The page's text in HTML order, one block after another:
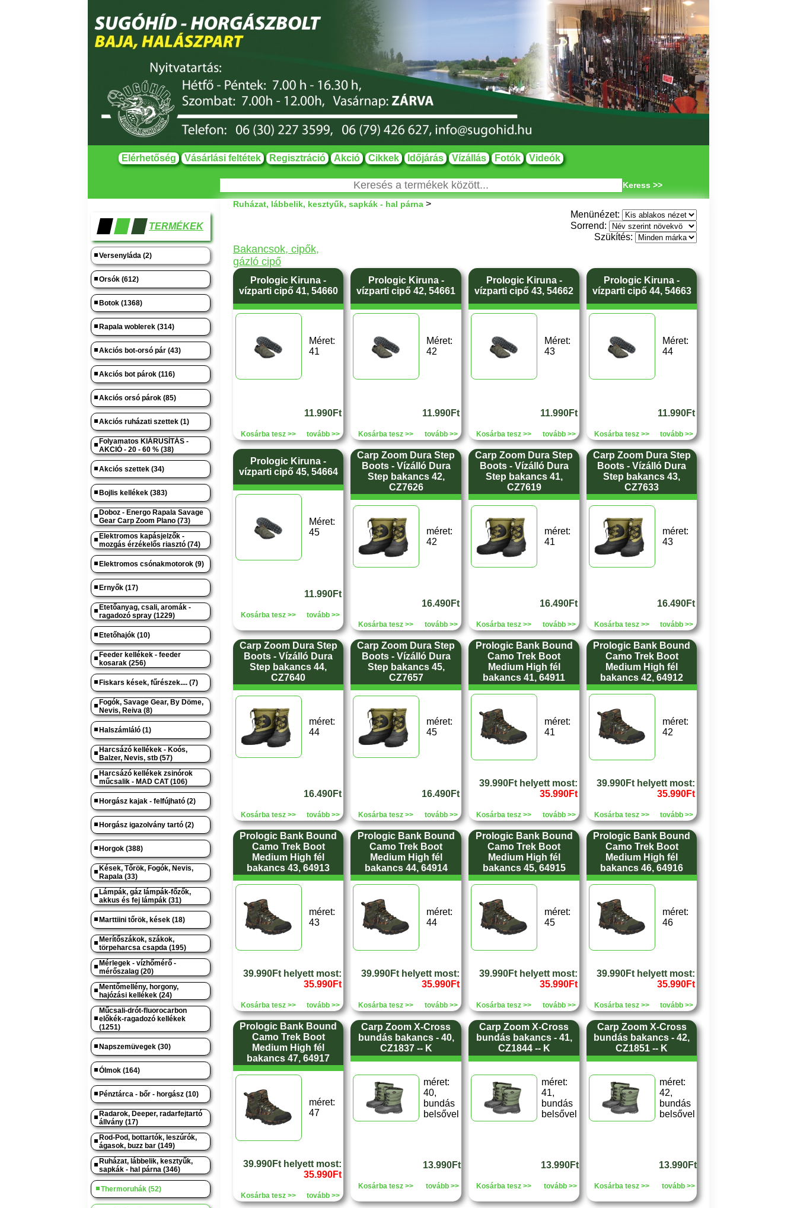
Elérhetőség Vásárlási feltétek Regisztráció Akció Cikkek Időjárás Vízállás Fotók Videók
Keress >>
TERMÉKEK
Versenyláda (2)
Orsók (612)
Botok (1368)
Rapala woblerek (314)
Akciós bot-orsó pár (43)
Akciós bot párok (116)
Akciós orsó párok (85)
Akciós ruházati szettek (1)
Folyamatos KIÁRUSÍTÁS -
AKCIÓ - 20 - 60 % (38)
Akciós szettek (34)
Bojlis kellékek (383)
Doboz - Energo Rapala Savage
Gear Carp Zoom Plano (73)
Elektromos kapásjelzők -
mozgás érzékelős riasztó (74)
Elektromos csónakmotorok (9)
Ernyők (17)
Etetőanyag, csali, aromák -
ragadozó spray (1229)
Etetőhajók (10)
Feeder kellékek - feeder
kosarak (256)
Fiskars kések, fűrészek.... (7)
Fogók, Savage Gear, By Döme,
Nevis, Reiva (8)
Halszámláló (1)
Harcsázó kellékek - Koós,
Balzer, Nevis, stb (57)
Harcsázó kellékek zsinórok
műcsalik - MAD CAT (106)
Horgász kajak - felfújható (2)
Horgász igazolvány tartó (2)
Horgok (388)
Kések, Tőrök, Fogók, Nevis,
Rapala (33)
Lámpák, gáz lámpák-főzők,
akkus és fej lámpák (31)
Marttiini tőrök, kések (18)
Merítőszákok, szákok,
törpeharcsa csapda (195)
Mérlegek - vízhőmérő -
mérőszalag (20)
Mentőmellény, horgony,
hajózási kellékek (24)
Műcsali-drót-fluorocarbon
előkék-ragadozó kellékek
(1251)
Napszemüvegek (30)
Ólmok (164)
Pénztárca - bőr - horgász (10)
Radarok, Deeper, radarfejtartó
állvány (17)
Rod-Pod, bottartók, leszúrók,
ágasok, buzz bar (149)
Ruházat, lábbelik, kesztyűk,
sapkák - hal párna (346)
Thermoruhák (52)
Ruházat, lábbelik, kesztyűk, sapkák - hal párna >
Menünézet:
Sorrend:
Szükítés:
Bakancsok, cipők,
gázló cipő
Prologic Kiruna -
vízparti cipő 41, 54660
Méret:
41
11.990Ft
Kosárba tesz >> tovább >>
Prologic Kiruna -
vízparti cipő 42, 54661
Méret:
42
11.990Ft
Kosárba tesz >> tovább >>
Prologic Kiruna -
vízparti cipő 43, 54662
Méret:
43
11.990Ft
Kosárba tesz >> tovább >>
Prologic Kiruna -
vízparti cipő 44, 54663
Méret:
44
11.990Ft
Kosárba tesz >> tovább >>
Prologic Kiruna -
vízparti cipő 45, 54664
Méret:
45
11.990Ft
Kosárba tesz >> tovább >>
Carp Zoom Dura Step
Boots - Vízálló Dura
Step bakancs 42,
CZ7626
méret:
42
16.490Ft
Kosárba tesz >> tovább >>
Carp Zoom Dura Step
Boots - Vízálló Dura
Step bakancs 41,
CZ7619
méret:
41
16.490Ft
Kosárba tesz >> tovább >>
Carp Zoom Dura Step
Boots - Vízálló Dura
Step bakancs 43,
CZ7633
méret:
43
16.490Ft
Kosárba tesz >> tovább >>
Carp Zoom Dura Step
Boots - Vízálló Dura
Step bakancs 44,
CZ7640
méret:
44
16.490Ft
Kosárba tesz >> tovább >>
Carp Zoom Dura Step
Boots - Vízálló Dura
Step bakancs 45,
CZ7657
méret:
45
16.490Ft
Kosárba tesz >> tovább >>
Prologic Bank Bound
Camo Trek Boot
Medium High fél
bakancs 41, 64911
méret:
41
39.990Ft helyett most:
35.990Ft
Kosárba tesz >> tovább >>
Prologic Bank Bound
Camo Trek Boot
Medium High fél
bakancs 42, 64912
méret:
42
39.990Ft helyett most:
35.990Ft
Kosárba tesz >> tovább >>
Prologic Bank Bound
Camo Trek Boot
Medium High fél
bakancs 43, 64913
méret:
43
39.990Ft helyett most:
35.990Ft
Kosárba tesz >> tovább >>
Prologic Bank Bound
Camo Trek Boot
Medium High fél
bakancs 44, 64914
méret:
44
39.990Ft helyett most:
35.990Ft
Kosárba tesz >> tovább >>
Prologic Bank Bound
Camo Trek Boot
Medium High fél
bakancs 45, 64915
méret:
45
39.990Ft helyett most:
35.990Ft
Kosárba tesz >> tovább >>
Prologic Bank Bound
Camo Trek Boot
Medium High fél
bakancs 46, 64916
méret:
46
39.990Ft helyett most:
35.990Ft
Kosárba tesz >> tovább >>
Prologic Bank Bound
Camo Trek Boot
Medium High fél
bakancs 47, 64917
méret:
47
39.990Ft helyett most:
35.990Ft
Kosárba tesz >> tovább >>
Carp Zoom X-Cross
bundás bakancs - 40,
CZ1837 -- K
méret:
40,
bundás
belsővel
13.990Ft
Kosárba tesz >> tovább >>
Carp Zoom X-Cross
bundás bakancs - 41,
CZ1844 -- K
méret:
41,
bundás
belsővel
13.990Ft
Kosárba tesz >> tovább >>
Carp Zoom X-Cross
bundás bakancs - 42,
CZ1851 -- K
méret:
42,
bundás
belsővel
13.990Ft
Kosárba tesz >> tovább >>